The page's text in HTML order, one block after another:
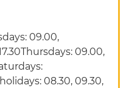
09.00,
09.00,
08.30, 09.30,